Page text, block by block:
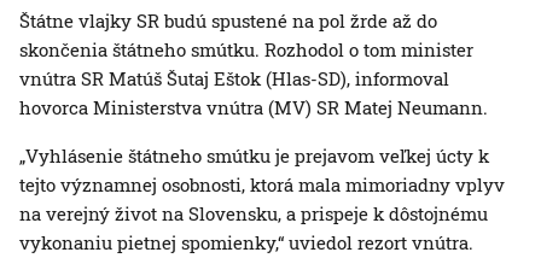
Štátne vlajky SR budú spustené na pol žrde až do
skončenia štátneho smútku. Rozhodol o tom minister
vnútra SR Matúš Šutaj Eštok (Hlas-SD), informoval
hovorca Ministerstva vnútra (MV) SR Matej Neumann.
„Vyhlásenie štátneho smútku je prejavom veľkej úcty k
tejto významnej osobnosti, ktorá mala mimoriadny vplyv
na verejný život na Slovensku, a prispeje k dôstojnému
vykonaniu pietnej spomienky,“ uviedol rezort vnútra.